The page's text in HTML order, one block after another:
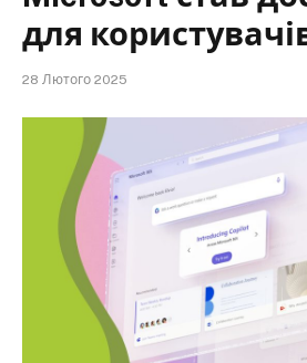
для
28 Лютого 2025